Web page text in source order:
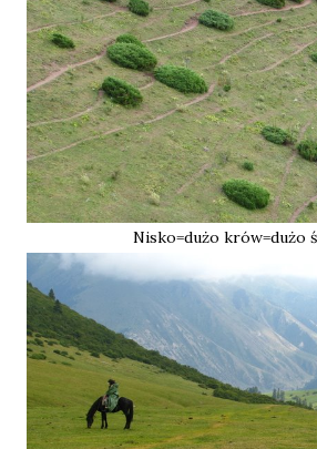
Nisko=dużo krów=dużo